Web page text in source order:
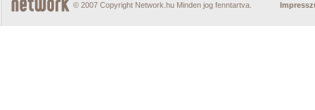
© 2007 Copyright Network.hu Minden jog fenntartva.